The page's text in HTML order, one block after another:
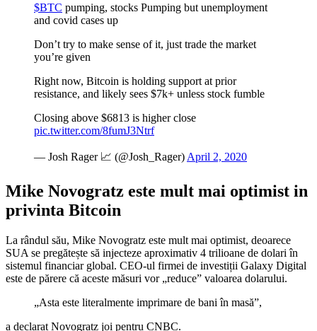
$BTC pumping, stocks Pumping but unemployment
and covid cases up
Don’t try to make sense of it, just trade the market
you’re given
Right now, Bitcoin is holding support at prior
resistance, and likely sees $7k+ unless stock fumble
Closing above $6813 is higher close
pic.twitter.com/8fumJ3Ntrf
— Josh Rager 📈 (@Josh_Rager) April 2, 2020
Mike Novogratz este mult mai optimist in
privinta Bitcoin
La rândul său, Mike Novogratz este mult mai optimist, deoarece
SUA se pregătește să injecteze aproximativ 4 trilioane de dolari în
sistemul financiar global. CEO-ul firmei de investiții Galaxy Digital
este de părere că aceste măsuri vor „reduce” valoarea dolarului.
„Asta este literalmente imprimare de bani în masă”,
a declarat Novogratz joi pentru CNBC.